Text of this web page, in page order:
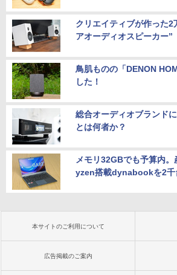
クリエイティブが作った2
アオーディオスピーカー”
鳥肌ものの「DENON
した！
総合オーディオブランド
とは何者か？
メモリ32GBでも予算内
yzen搭載dynabookを2千
本サイトのご利用について
広告掲載のご案内